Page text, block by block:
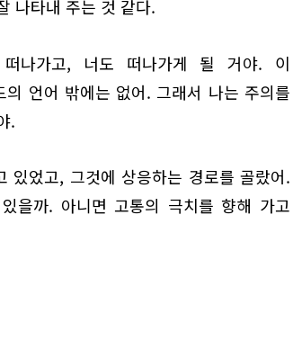
나타내 주는 것 같다.
나가고, 너도 떠나가게 될 거야. 이
언어 밖에는 없어. 그래서 나는 주의를
.
있었고, 그것에 상응하는 경로를 골랐어.
을까. 아니면 고통의 극치를 향해 가고